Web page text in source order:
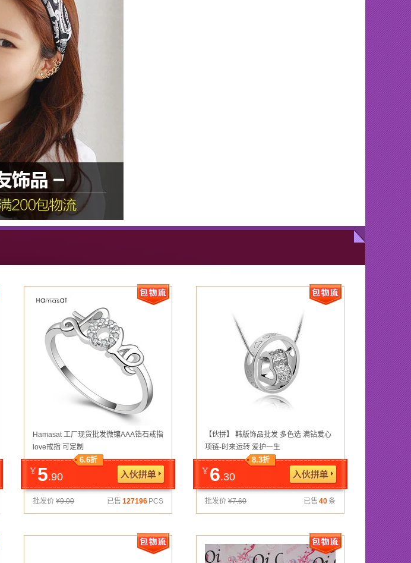
Hamasat 工厂现货批发微镶AAA锆石戒指
love戒指 可定制
批发价 ¥9.00 已售 127196 PCS
5.90
6.6折
【伙拼】 韩版饰品批发 多色选 满钻爱心
项链-时来运转 爱护一生
批发价 ¥7.60 已售 40 条
6.30
8.3折